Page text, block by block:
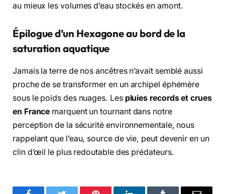
au mieux les volumes d’eau stockés en amont.
Épilogue d’un Hexagone au bord de la
saturation aquatique
Jamais la terre de nos ancêtres n’avait semblé aussi
proche de se transformer en un archipel éphémère
sous le poids des nuages. Les pluies records et crues
en France marquent un tournant dans notre
perception de la sécurité environnementale, nous
rappelant que l’eau, source de vie, peut devenir en un
clin d’œil le plus redoutable des prédateurs.